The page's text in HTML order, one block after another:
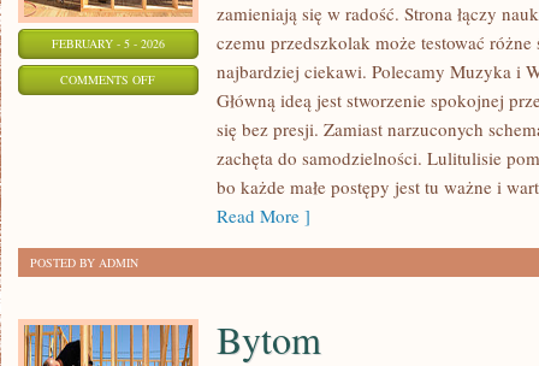
FEBRUARY - 5 - 2026
COMMENTS OFFON
MATEMATYKA
zamieniają się w radość. Strona łączy
czemu przedszkolak może testować
najbardziej ciekawi. Polecamy Muzyka i
Główną ideą jest stworzenie spokojnej
się bez presji. Zamiast narzuconych
zachęta do samodzielności. Lulitulisie
bo każde małe postępy jest tu ważne i
Read More ]
POSTED BY ADMIN
Bytom